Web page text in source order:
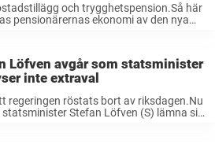
och trygghetspension.Så här
pensionärernas ekonomi av den nya
Löfven avgår som statsminister
inte extraval
regeringen röstats bort av riksdagen.Nu
Stefan Löfven (S) lämna sitt